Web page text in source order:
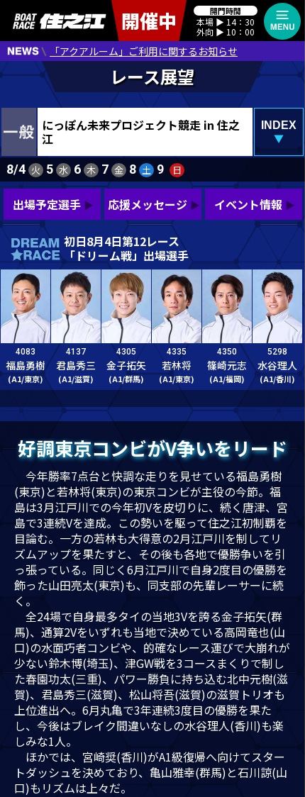
開門時間
本場 ▶︎ 14：30
外向 ▶︎ 10：00
開催中
「アクアルーム」ご利用に関するお知らせ
にっぽん未来プロジェクト競走 in 住之
江
INDEX
▼
8/4 火 5 水 6 木 7 金 8 土 9 日
出場予定選手 応援メッセージ イベント情報
初日8月4日第12レース
「ドリーム戦」出場選手
4083
福島勇樹
(A1/東京)
4137
君島秀三
(A1/滋賀)
4305
金子拓矢
(A1/群馬)
4335
若林将
(A1/東京)
4350
篠崎元志
(A1/福岡)
5298
水谷理人
(A1/香川)
好調東京コンビがV争いをリード
今年勝率7点台と快調な走りを見せている福島勇樹
(東京)と若林将(東京)の東京コンビが主役の今節。福
島は3月江戸川での今年初Vを皮切りに、続く唐津、宮
島で3連続Vを達成。この勢いを駆って住之江初制覇を
目論む。一方の若林も大得意の2月江戸川を制してリ
ズムアップを果たすと、その後も各地で優勝争いを引
っ張っている。同じく6月江戸川で自身2度目の優勝を
飾った山田亮太(東京)も、同支部の先輩レーサーに続
く。
全24場で自身最多タイの当地3Vを誇る金子拓矢(群
馬)、通算2Vをいずれも当地で決めている高岡竜也(山
口)の水面巧者コンビや、的確なレース運びで大崩れが
少ない鈴木博(埼玉)、津GW戦を3コースまくりで制し
た春園功太(三重)、パワー勝負に持ち込む北中元樹(滋
賀)、君島秀三(滋賀)、松山将吾(滋賀)の滋賀トリオも
上位進出へ。6月丸亀で3年連続3度目の優勝を果た
し、今後はブレイク間違いなしの水谷理人(香川)も楽
しみな1人。
ほかでは、宮崎奨(香川)がA1級復帰へ向けてスター
トダッシュを決めており、亀山雅幸(群馬)と石川諒(山
口)もリズムは上々だ。